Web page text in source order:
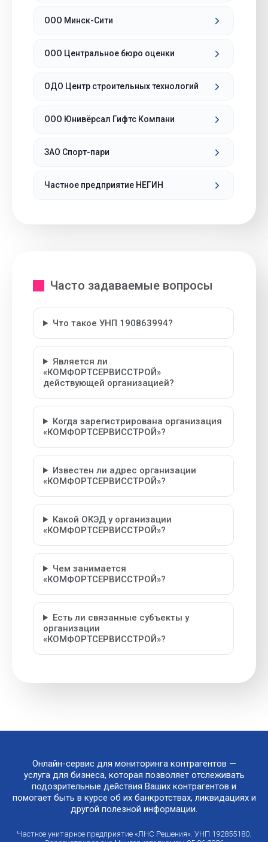
ООО Минск-Сити
ООО Центральное бюро оценки
ОДО Центр строительных технологий
ООО Юнивёрсал Гифтс Компани
ЗАО Спорт-пари
Частное предприятие НЕГИН
Часто задаваемые вопросы
Что такое УНП 190863994?
Является ли
«КОМФОРТСЕРВИССТРОЙ»
действующей организацией?
Когда зарегистрирована организация
«КОМФОРТСЕРВИССТРОЙ»?
Известен ли адрес организации
«КОМФОРТСЕРВИССТРОЙ»?
Какой ОКЭД у организации
«КОМФОРТСЕРВИССТРОЙ»?
Чем занимается
«КОМФОРТСЕРВИССТРОЙ»?
Есть ли связанные субъекты у
организации
«КОМФОРТСЕРВИССТРОЙ»?
Онлайн-сервис для мониторинга контрагентов —
услуга для бизнеса, которая позволяет отслеживать
подозрительные действия Ваших контрагентов и
помогает быть в курсе об их банкротствах, ликвидациях и
другой полезной информации.
Частное унитарное предприятие «ЛНС Решения». УНП 192855180.